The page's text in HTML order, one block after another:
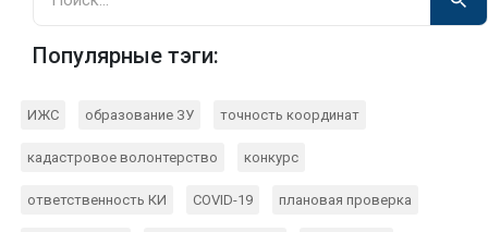
Популярные тэги:
ИЖС образование ЗУ точность координат
кадастровое волонтерство конкурс
ответственность КИ COVID-19 плановая проверка